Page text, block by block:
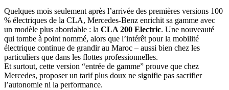
Quelques mois seulement après l’arrivée des premières versions 100
% électriques de la CLA, Mercedes-Benz enrichit sa gamme avec
un modèle plus abordable : la CLA 200 Electric. Une nouveauté
qui tombe à point nommé, alors que l’intérêt pour la mobilité
électrique continue de grandir au Maroc – aussi bien chez les
particuliers que dans les flottes professionnelles.
Et surtout, cette version “entrée de gamme” prouve que chez
Mercedes, proposer un tarif plus doux ne signifie pas sacrifier
l’autonomie ni la performance.